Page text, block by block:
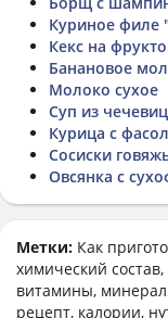
Куриное филе
Кекс на
Банановое
Молоко сухое
Суп из
Курица с
Сосиски
Овсянка с
Метки: Как
химический
витамины,
рецепт, калории,